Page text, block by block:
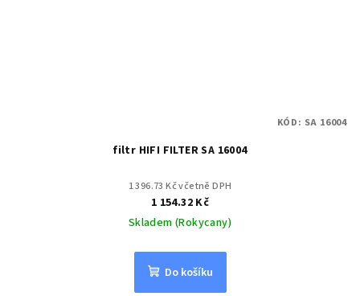
filtr HIFI FILTER SA 16004
1 396.73 Kč včetně DPH
1 154.32 Kč
Skladem (Rokycany)
Do košíku
KÓD: SA 16004